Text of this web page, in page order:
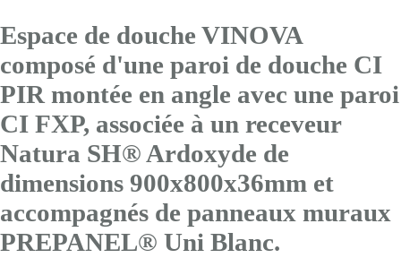
Espace de douche VINOVA
composé d'une paroi de douche CI
PIR montée en angle avec une paroi
CI FXP, associée à un receveur
Natura SH® Ardoxyde de
dimensions 900x800x36mm et
accompagnés de panneaux muraux
PREPANEL® Uni Blanc.